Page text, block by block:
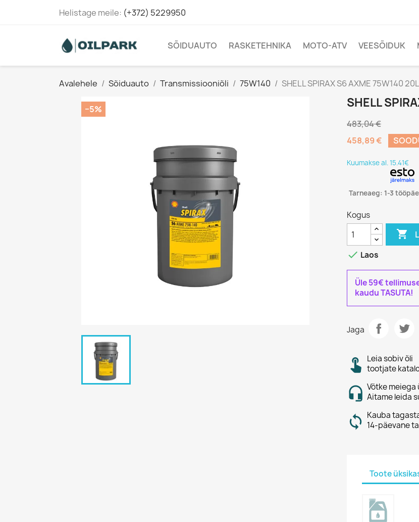
Helistage meile: (+372) 5229950
SÕIDUAUTO RASKETEHNIKA MOTO-ATV VEESÕIDUK
Avalehele Sõiduauto Transmissiooniõli 75W140 SHELL SPIRAX S6 AXME 75W140 20L
−5% SHELL
483,04 €
458,89 €
Kuumakse al. 15.41€
Tarneaeg: 1-3
Kogus

 Laos
Üle 59€
kaudu TASUTA!
Jaga
Leia sobiv õli
tootjate
Võtke
Aitame leida
Kauba
14-päevane
Toote